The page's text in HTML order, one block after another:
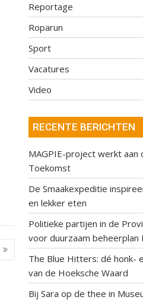
Reportage
Roparun
Sport
Vacatures
Video
RECENTE BERICHTEN
MAGPIE-project werkt aan
Toekomst
De Smaakexpeditie
en lekker eten
Politieke partijen in de
voor duurzaam beheerplan
The Blue Hitters: dé honk-
van de Hoeksche Waard
Bij Sara op de thee in